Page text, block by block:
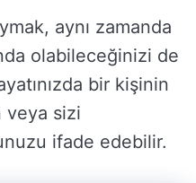
aynı zamanda
olabileceğinizi de
bir kişinin
veya sizi
ifade edebilir.